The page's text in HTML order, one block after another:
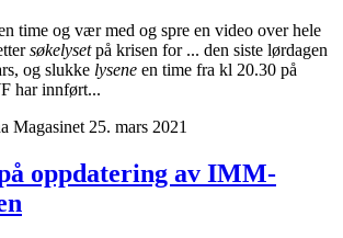
time og vær med og spre en video over hele
søkelysetpå krisen for ... den siste lørdagen
og slukke lysene en time fra kl 20.30 på
har innført...
Magasinet 25. mars 2021
oppdatering av IMM-